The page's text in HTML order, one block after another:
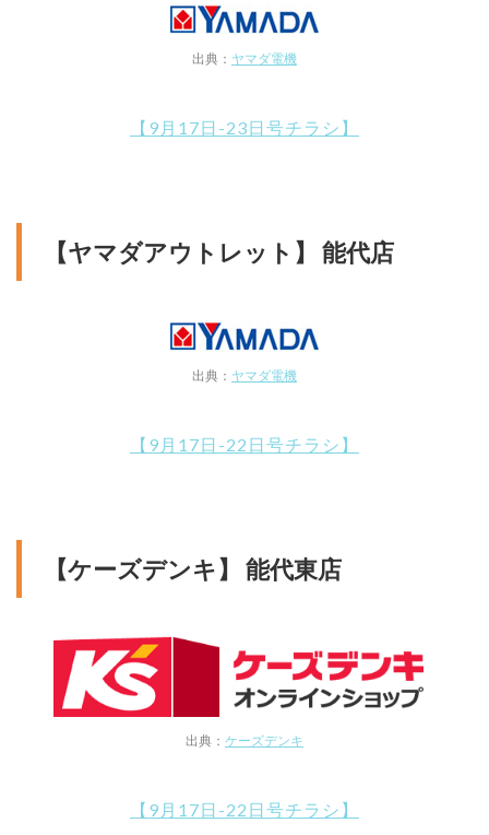
出典： ヤマダ電機
【9月17日-23日号チラシ】
【ヤマダアウトレット】 能代店
出典： ヤマダ電機
【9月17日-22日号チラシ】
【ケーズデンキ】 能代東店
出典： ケーズデンキ
【9月17日-22日号チラシ】